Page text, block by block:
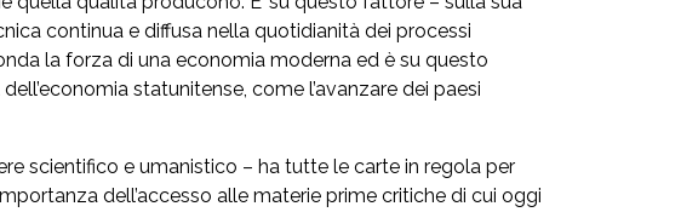
continua e diffusa nella quotidianità dei processi
la forza di una economia moderna ed è su questo
statunitense, come l’avanzare dei paesi
scientifico e umanistico – ha tutte le carte in regola per
dell’accesso alle materie prime critiche di cui oggi